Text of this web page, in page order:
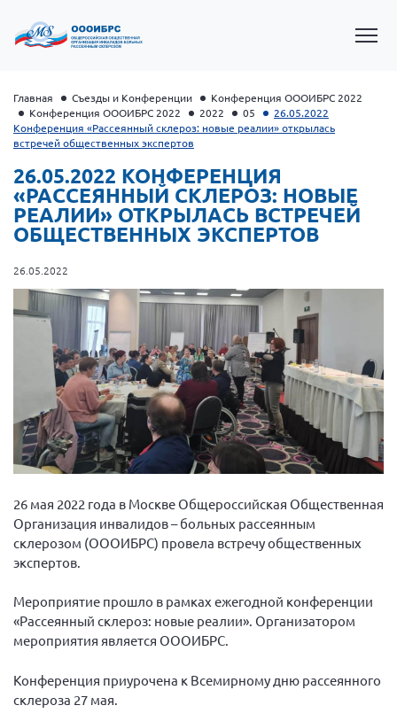
Президент Власов Я.В.
Первый вице-президент Кичигина Н. Ф.
Генеральный директор Матвиевская О.В.
Вице-президент Зрячева Н.В.
Вице-президент Шишлянников Ф.В.
Информационная служба
Отдел международных отношений
Вице-президент Валюх М.В.
Вице-президент Чернова А.В.
Вице-президент Груба Л.В.
Главный бухгалтер Жаворонкова Г.М.
Конференция ОООИБРС 2025
Главная Съезды и Конференции
Конференция ОООИБРС 2022
Конференция ОООИБРС 2022
2022 05
26.05.2022
Конференция «Рассеянный склероз: новые реалии» открылась
встречей общественных экспертов
26.05.2022 КОНФЕРЕНЦИЯ
«РАССЕЯННЫЙ СКЛЕРОЗ: НОВЫЕ
РЕАЛИИ» ОТКРЫЛАСЬ ВСТРЕЧЕЙ
ОБЩЕСТВЕННЫХ ЭКСПЕРТОВ
26.05.2022
26 мая 2022 года в Москве Общероссийская Общественная
Организация инвалидов – больных рассеянным
склерозом (ОООИБРС) провела встречу общественных
экспертов.
Мероприятие прошло в рамках ежегодной конференции
«Рассеянный склероз: новые реалии». Организатором
мероприятия является ОООИБРС.
Конференция приурочена к Всемирному дню рассеянного
склероза 27 мая.